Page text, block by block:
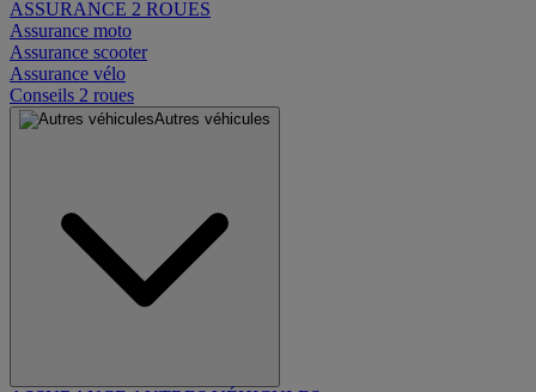
ASSURANCE 2 ROUES
Assurance moto
Assurance scooter
Assurance vélo
Conseils 2 roues
Autres véhicules